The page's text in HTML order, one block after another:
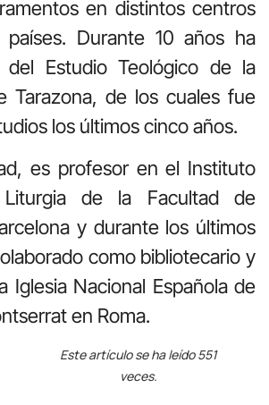
en distintos centros
Durante 10 años ha
del Estudio Teológico de la
Tarazona, de los cuales fue
los últimos cinco años.
es profesor en el Instituto
de la Facultad de
y durante los últimos
como bibliotecario y
Iglesia Nacional Española de
en Roma.
Este artículo se ha leído 551
veces.